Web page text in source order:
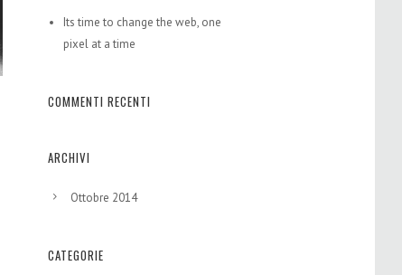
Its time to change the web, one
pixel at a time
COMMENTI RECENTI
ARCHIVI
Ottobre 2014
CATEGORIE